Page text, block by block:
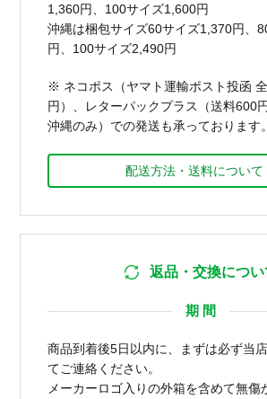
1,360円、100サイズ1,600円
沖縄は梱包サイズ60サイズ1,370円、
円、100サイズ2,490円
※ ネコポス（ヤマト運輸ポスト投函
円）、レターパックプラス（送料600
沖縄のみ）での発送も承っております。
配送方法・送料について
返品・交換につい
期 間
商品到着後5日以内に、まずは必ず当
てご連絡ください。
メーカーロゴ入りの外箱を含めて無傷